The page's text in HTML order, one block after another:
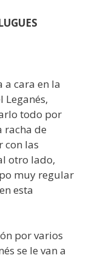
a cara en la
Leganés,
todo por
racha de
con las
otro lado,
muy regular
esta
por varios
se le van a